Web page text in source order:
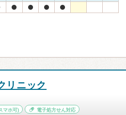
リニック
マホ可) 電子処方せん対応